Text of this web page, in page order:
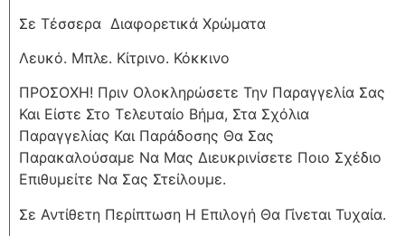
Σε Τέσσερα Διαφορετικά Χρώματα
Λευκό. Μπλε. Κίτρινο. Κόκκινο
ΠΡΟΣΟΧΗ! Πριν Ολοκληρώσετε Την Παραγγελία Σας
Και Είστε Στο Τελευταίο Βήμα, Στα Σχόλια
Παραγγελίας Και Παράδοσης Θα Σας
Παρακαλούσαμε Να Μας Διευκρινίσετε Ποιο Σχέδιο
Επιθυμείτε Να Σας Στείλουμε.
Σε Αντίθετη Περίπτωση Η Επιλογή Θα Γίνεται Τυχαία.